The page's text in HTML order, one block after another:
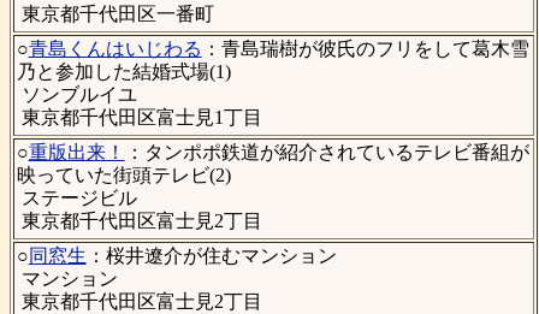
東京都千代田区一番町
○青島くんはいじわる ：青島瑞樹が彼氏のフリをして葛木雪
乃と参加した結婚式場(1)
ソンブルイユ
東京都千代田区富士見1丁目
○重版出来！
：タンポポ鉄道が紹介されているテレビ番組が
映っていた街頭テレビ(2)
ステージビル
東京都千代田区富士見2丁目
○同窓生 ：桜井遼介が住むマンション
マンション
東京都千代田区富士見2丁目